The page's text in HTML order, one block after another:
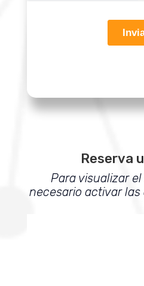
Reserva
Para visualizar
necesario activar